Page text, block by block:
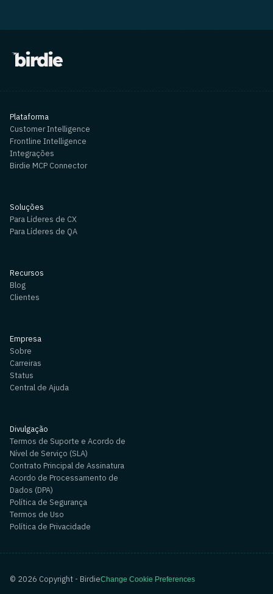
Plataforma
Customer Intelligence
Frontline Intelligence
Integrações
Birdie MCP Connector
Soluções
Para Líderes de CX
Para Líderes de QA
Recursos
Blog
Clientes
Empresa
Sobre
Carreiras
Status
Central de Ajuda
Divulgação
Termos de Suporte e Acordo de
Nível de Serviço (SLA)
Contrato Principal de Assinatura
Acordo de Processamento de
Dados (DPA)
Política de Segurança
Termos de Uso
Política de Privacidade
© 2026 Copyright - BirdieChange Cookie Preferences